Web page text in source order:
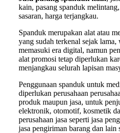
kain, pasang spanduk
sasaran, harga terjangkau.
Spanduk merupakan alat atau
yang sudah terkenal sejak lama,
memasuki era digital, namun
alat promosi tetap diperlukan
menjangkau selurah lapisan
Penggunaan spanduk untuk
diperlukan perusahaan
produk maupun jasa, untuk
elektronik, otomotif, kosmetik
perusahaan jasa seperti jasa
jasa pengiriman barang dan lain